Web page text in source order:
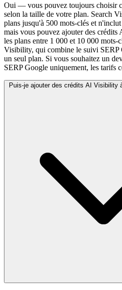
Oui — vous pouvez toujours choisir
selon la taille de votre plan. Search
plans jusqu'à 500 mots-clés et
mais vous pouvez ajouter des
les plans entre 1 000 et 10 000 mots-
Visibility, qui combine le suivi
un seul plan. Si vous souhaitez un
SERP Google uniquement, les tarifs
Puis-je ajouter des crédits AI Visibility